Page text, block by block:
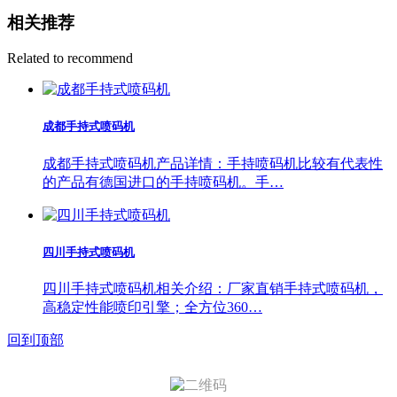
相关推荐
Related to recommend
成都手持式喷码机
成都手持式喷码机产品详情：手持喷码机比较有代表性
的产品有德国进口的手持喷码机。手…
四川手持式喷码机
四川手持式喷码机相关介绍：厂家直销手持式喷码机，
高稳定性能喷印引擎；全方位360…
回到顶部